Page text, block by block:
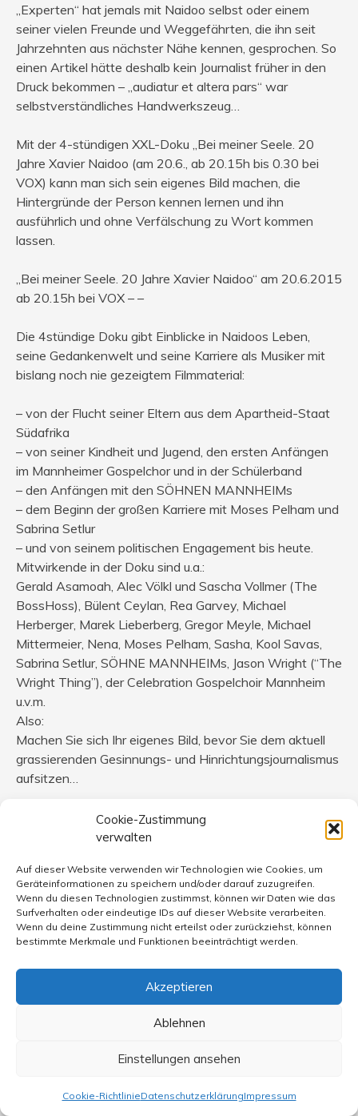
Cookie-Zustimmung
verwalten
Auf dieser Website verwenden wir Technologien wie Cookies, um
Geräteinformationen zu speichern und/oder darauf zuzugreifen.
Wenn du diesen Technologien zustimmst, können wir Daten wie das
Surfverhalten oder eindeutige IDs auf dieser Website verarbeiten.
Wenn du deine Zustimmung nicht erteilst oder zurückziehst, können
bestimmte Merkmale und Funktionen beeinträchtigt werden.
Akzeptieren
Ablehnen
Einstellungen ansehen
Cookie-RichtlinieDatenschutzerklärungImpressum
„Experten“ hat jemals mit Naidoo selbst oder einem
seiner vielen Freunde und Weggefährten, die ihn seit
Jahrzehnten aus nächster Nähe kennen, gesprochen. So
einen Artikel hätte deshalb kein Journalist früher in den
Druck bekommen – „audiatur et altera pars“ war
selbstverständliches Handwerkszeug…
Mit der 4-stündigen XXL-Doku „Bei meiner Seele. 20
Jahre Xavier Naidoo (am 20.6., ab 20.15h bis 0.30 bei
VOX) kann man sich sein eigenes Bild machen, die
Hintergründe der Person kennen lernen und ihn
ausführlich und ohne Verfälschung zu Wort kommen
lassen.
„Bei meiner Seele. 20 Jahre Xavier Naidoo“ am 20.6.2015
ab 20.15h bei VOX – –
Die 4stündige Doku gibt Einblicke in Naidoos Leben,
seine Gedankenwelt und seine Karriere als Musiker mit
bislang noch nie gezeigtem Filmmaterial:
– von der Flucht seiner Eltern aus dem Apartheid-Staat
Südafrika
– von seiner Kindheit und Jugend, den ersten Anfängen
im Mannheimer Gospelchor und in der Schülerband
– den Anfängen mit den SÖHNEN MANNHEIMs
– dem Beginn der großen Karriere mit Moses Pelham und
Sabrina Setlur
– und von seinem politischen Engagement bis heute.
Mitwirkende in der Doku sind u.a.:
Gerald Asamoah, Alec Völkl und Sascha Vollmer (The
BossHoss), Bülent Ceylan, Rea Garvey, Michael
Herberger, Marek Lieberberg, Gregor Meyle, Michael
Mittermeier, Nena, Moses Pelham, Sasha, Kool Savas,
Sabrina Setlur, SÖHNE MANNHEIMs, Jason Wright (“The
Wright Thing”), der Celebration Gospelchoir Mannheim
u.v.m.
Also:
Machen Sie sich Ihr eigenes Bild, bevor Sie dem aktuell
grassierenden Gesinnungs- und Hinrichtungsjournalismus
aufsitzen…
V. Grebe sagt:
17. Juni 2015 um 14:32 Uhr
Religiöser Fundamentalismus ist eine Sonderform des
politischen Fundamentalismus, kann man einfach sagen.
Es ist schon fast tollkühn, in einer Zeit derart brandheißer
Entwicklungen und Gefahren ein derart belangloses
Thema auszugraben. Der FRblog am Gipfel der
Fundamentalismus eines Tsipras und seines